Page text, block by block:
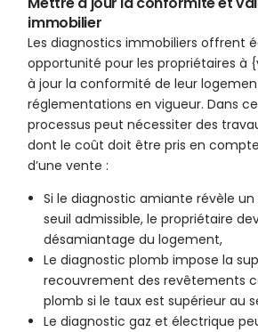
immobilier
Les diagnostics immobiliers offrent
opportunité pour les propriétaires à
à jour la conformité de leur
réglementations en vigueur. Dans
processus peut nécessiter des
dont le coût doit être pris en
d’une vente :
Si le diagnostic amiante révèle
seuil admissible, le propriétaire
désamiantage du logement,
Le diagnostic plomb impose la
recouvrement des revêtements
plomb si le taux est supérieur au
Le diagnostic gaz et électrique